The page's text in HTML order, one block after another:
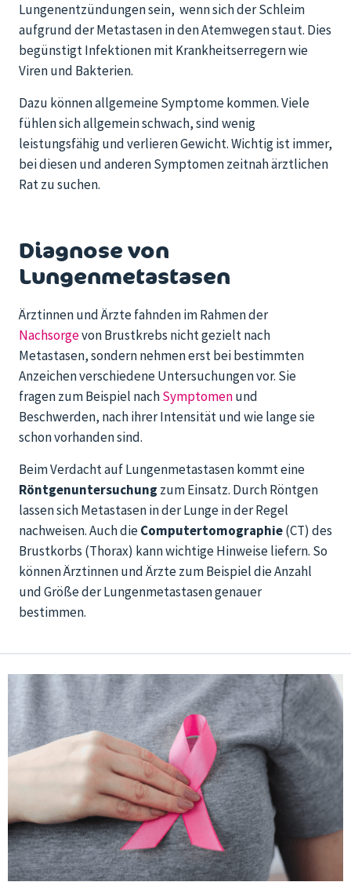
Lungenentzündungen sein, wenn sich der Schleim
aufgrund der Metastasen in den Atemwegen staut. Dies
begünstigt Infektionen mit Krankheitserregern wie
Viren und Bakterien.
Dazu können allgemeine Symptome kommen.Viele
fühlen sich allgemein schwach, sind wenig
leistungsfähig und verlieren Gewicht. Wichtig ist immer,
bei diesen und anderen Symptomen zeitnah ärztlichen
Rat zu suchen.
Diagnose von
Lungenmetastasen
Ärztinnen und Ärzte fahnden im Rahmen der
Nachsorgevon Brustkrebs nicht gezielt nach
Metastasen, sondern nehmen erst bei bestimmten
Anzeichen verschiedene Untersuchungen vor. Sie
fragen zum Beispiel nachSymptomenund
Beschwerden, nach ihrer Intensität und wie lange sie
schon vorhanden sind.
Beim Verdacht auf Lungenmetastasen kommt eine
Röntgenuntersuchung zum Einsatz. Durch Röntgen
lassen sich Metastasen in der Lunge in der Regel
nachweisen. Auch dieComputertomographie(CT) des
Brustkorbs (Thorax) kann wichtige Hinweise liefern. So
können Ärztinnen und Ärzte zum Beispiel die Anzahl
und Größe der Lungenmetastasen genauer
bestimmen.